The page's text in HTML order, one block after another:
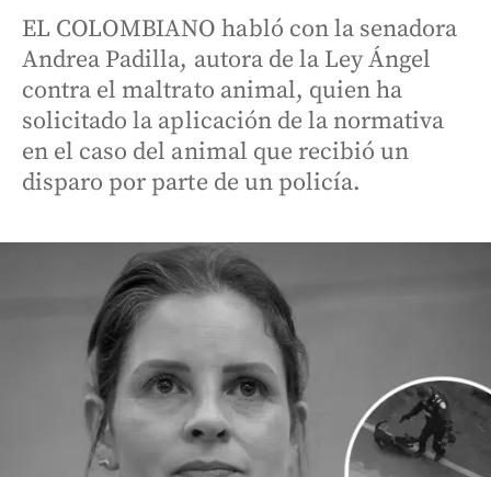
EL COLOMBIANO habló con la senadora
Andrea Padilla, autora de la Ley Ángel
contra el maltrato animal, quien ha
solicitado la aplicación de la normativa
en el caso del animal que recibió un
disparo por parte de un policía.